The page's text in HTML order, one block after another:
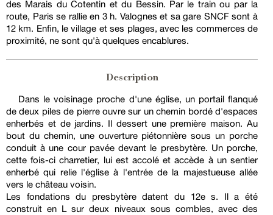
des Marais du Cotentin et du Bessin. Par le train ou par la
route, Paris se rallie en 3 h. Valognes et sa gare SNCF sont à
12 km. Enfin, le village et ses plages, avec les commerces de
proximité, ne sont qu'à quelques encablures.
Description
Dans le voisinage proche d'une église, un portail flanqué
de deux piles de pierre ouvre sur un chemin bordé d'espaces
enherbés et de jardins. Il dessert une première maison. Au
bout du chemin, une ouverture piétonnière sous un porche
conduit à une cour pavée devant le presbytère. Un porche,
cette fois-ci charretier, lui est accolé et accède à un sentier
enherbé qui relie l'église à l'entrée de la majestueuse allée
vers le château voisin.
Les fondations du presbytère datent du 12e s. Il a été
construit en L sur deux niveaux sous combles, avec des